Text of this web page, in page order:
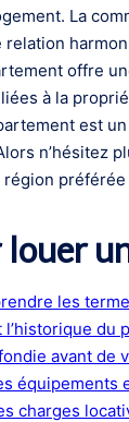
La
offre
à la
est
n’hésitez
région préférée
louer
les
du
avant de
équipements
charges